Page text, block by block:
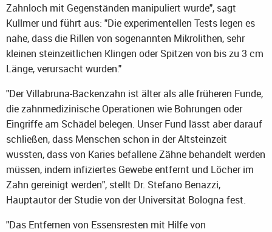
Zahnloch mit Gegenständen manipuliert wurde", sagt
Kullmer und führt aus: "Die experimentellen Tests legen es
nahe, dass die Rillen von sogenannten Mikrolithen, sehr
kleinen steinzeitlichen Klingen oder Spitzen von bis zu 3 cm
Länge, verursacht wurden."
"Der Villabruna-Backenzahn ist älter als alle früheren Funde,
die zahnmedizinische Operationen wie Bohrungen oder
Eingriffe am Schädel belegen. Unser Fund lässt aber darauf
schließen, dass Menschen schon in der Altsteinzeit
wussten, dass von Karies befallene Zähne behandelt werden
müssen, indem infiziertes Gewebe entfernt und Löcher im
Zahn gereinigt werden", stellt Dr. Stefano Benazzi,
Hauptautor der Studie von der Universität Bologna fest.
"Das Entfernen von Essensresten mit Hilfe von